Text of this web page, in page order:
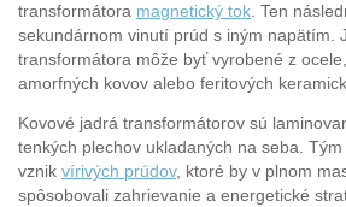
transformátora magnetický tok . Ten
sekundárnom vinutí prúd s iným napätím.
transformátora môže byť vyrobené z ocele,
amorfných kovov alebo feritových
Kovové jadrá transformátorov sú
tenkých plechov ukladaných na seba.
vznik vírivých prúdov, ktoré by v plnom
spôsobovali zahrievanie a energetické